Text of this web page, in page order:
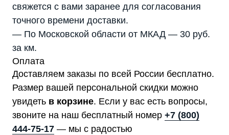
свяжется с вами заранее для согласования
точного времени доставки.
— По Московской области от МКАД — 30 руб.
за км.
Оплата
Доставляем заказы по всей России бесплатно.
Размер вашей персональной скидки можно
увидеть в корзине. Если у вас есть вопросы,
звоните на наш бесплатный номер +7 (800)
444-75-17 — мы с радостью
Каталог
Стабилизаторы напряжения
Однофазные стабилизаторы
Трехфазные стабилизаторы
Стабилизаторы три фазы в одну
(Т)
Стабилизаторы серии R
Стабилизаторы в стойку Rack 19
Стабилизаторы настенные
Источники бесперебойного питания
Однофазные ИБП
ИБП постоянного тока
Комплекты ИБП и стабилизаторов
Аксессуары